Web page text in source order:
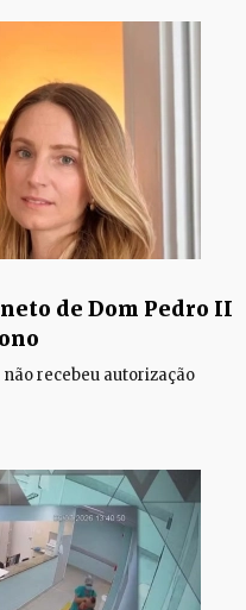
de Dom Pedro II
recebeu autorização